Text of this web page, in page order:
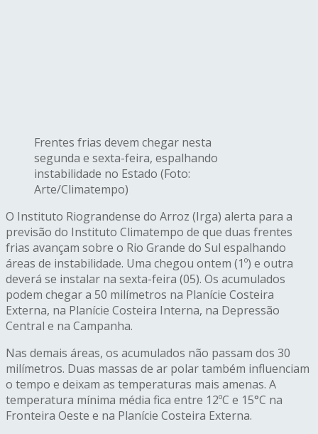
Frentes frias devem chegar nesta
segunda e sexta-feira, espalhando
instabilidade no Estado (Foto:
Arte/Climatempo)
O Instituto Riograndense do Arroz (Irga) alerta para a
previsão do Instituto Climatempo de que duas frentes
frias avançam sobre o Rio Grande do Sul espalhando
áreas de instabilidade. Uma chegou ontem (1º) e outra
deverá se instalar na sexta-feira (05). Os acumulados
podem chegar a 50 milímetros na Planície Costeira
Externa, na Planície Costeira Interna, na Depressão
Central e na Campanha.
Nas demais áreas, os acumulados não passam dos 30
milímetros. Duas massas de ar polar também influenciam
o tempo e deixam as temperaturas mais amenas. A
temperatura mínima média fica entre 12ºC e 15°C na
Fronteira Oeste e na Planície Costeira Externa.